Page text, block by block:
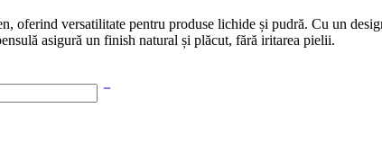
oferind versatilitate pentru produse lichide și pudră. Cu un
asigură un finish natural și plăcut, fără iritarea pielii.